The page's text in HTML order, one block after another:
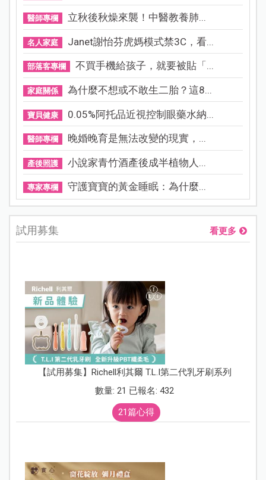
醫師專欄 立秋後秋燥來襲！中醫教養肺...
名人家庭 Janet謝怡芬虎媽模式禁3C，看...
部落客專欄 不買手機給孩子，就要被貼「...
家庭關係 為什麼不想或不敢生二胎？這8...
寶貝健康 0.05%阿托品近視控制眼藥水納...
醫師專欄 晚婚晚育是無法改變的現實，...
產後照護 小說家青竹酒產後成半植物人...
專家專欄 守護寶寶的黃金睡眠：為什麼...
試用募集 看更多
【試用募集】Richell利其爾 T.L.I第二代乳牙刷系列
數量: 21 已報名: 432
21篇心得